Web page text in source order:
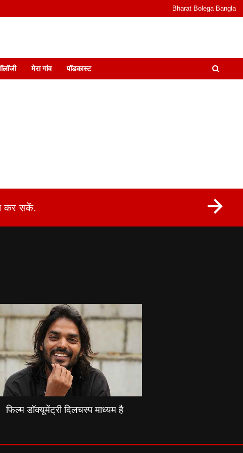
Bharat Bolega Bangla
I जानकारी भी समझदारी भी और पॉडकास्ट
मेरा गांव पॉडकास्ट
कर सकें.
फिल्म डॉक्यूमेंट्री दिलचस्प माध्यम है